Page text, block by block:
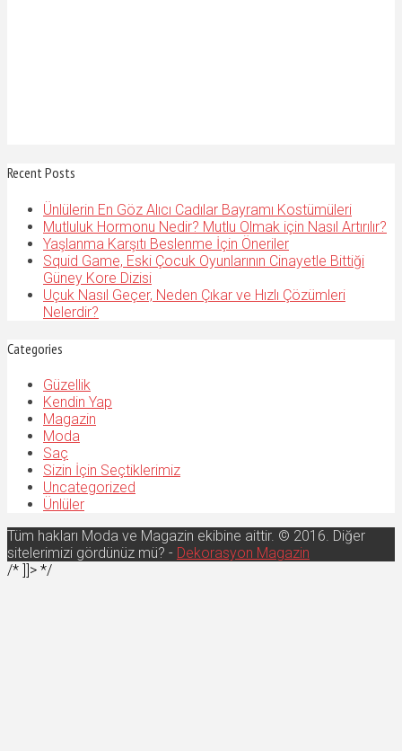
Recent Posts
Ünlülerin En Göz Alıcı Cadılar Bayramı Kostümüleri
Mutluluk Hormonu Nedir? Mutlu Olmak için Nasıl Artırılır?
Yaşlanma Karşıtı Beslenme İçin Öneriler
Squid Game, Eski Çocuk Oyunlarının Cinayetle Bittiği
Güney Kore Dizisi
Uçuk Nasıl Geçer, Neden Çıkar ve Hızlı Çözümleri
Nelerdir?
Categories
Güzellik
Kendin Yap
Magazin
Moda
Saç
Sizin İçin Seçtiklerimiz
Uncategorized
Ünlüler
Tüm hakları Moda ve Magazin ekibine aittir. © 2016. Diğer
sitelerimizi gördünüz mü? - Dekorasyon Magazin
/* ]]> */